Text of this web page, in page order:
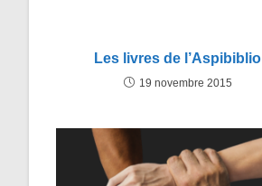
Les livres de l’Aspibiblio
19 novembre 2015